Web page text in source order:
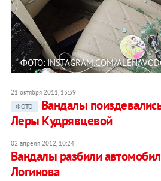
ФОТО: INSTAGRAM.COM/
21 октября 2011, 13:39
ФОТО
Вандалы
Леры Кудрявцевой
02 апреля 2012, 10:24
Вандалы разбили
Логинова